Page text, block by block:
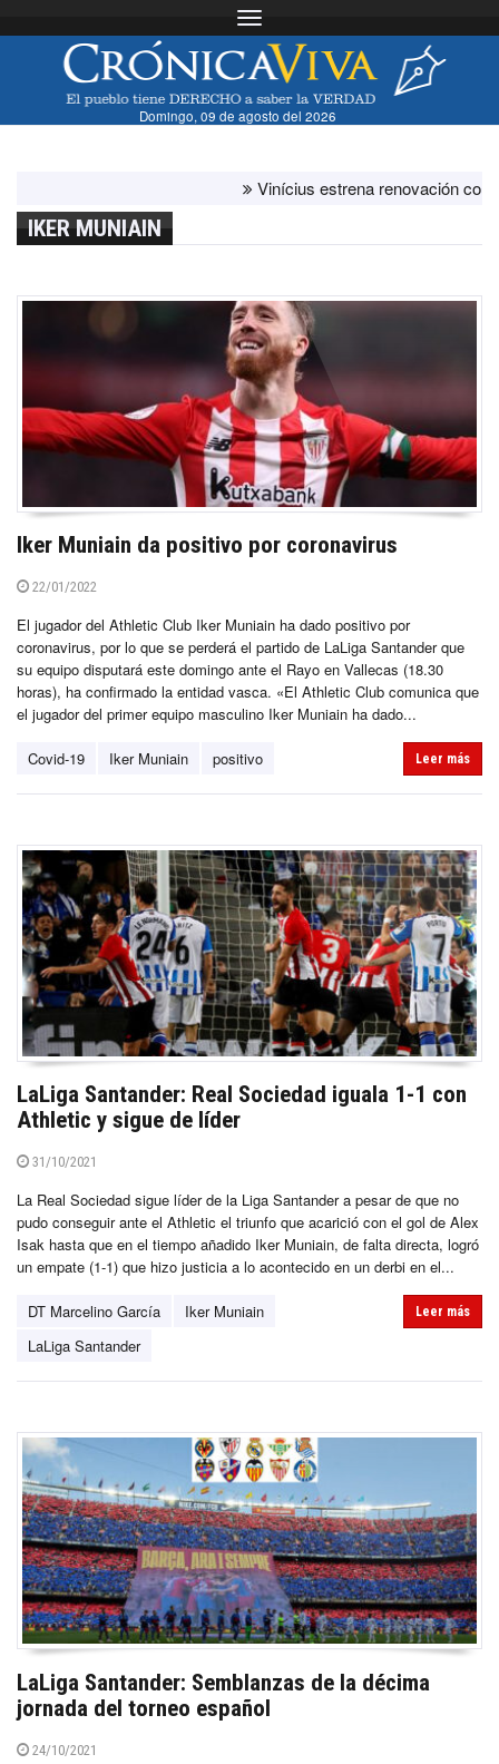
Toggle navigation
Domingo, 09 de agosto del 2026
Vinícius estrena renovación con el
IKER MUNIAIN
Iker Muniain da positivo por coronavirus
22/01/2022
El jugador del Athletic Club Iker Muniain ha dado positivo por
coronavirus, por lo que se perderá el partido de LaLiga Santander que
su equipo disputará este domingo ante el Rayo en Vallecas (18.30
horas), ha confirmado la entidad vasca. «El Athletic Club comunica que
el jugador del primer equipo masculino Iker Muniain ha dado...
Covid-19 Iker Muniain positivo Leer más
LaLiga Santander: Real Sociedad iguala 1-1 con
Athletic y sigue de líder
31/10/2021
La Real Sociedad sigue líder de la Liga Santander a pesar de que no
pudo conseguir ante el Athletic el triunfo que acarició con el gol de Alex
Isak hasta que en el tiempo añadido Iker Muniain, de falta directa, logró
un empate (1-1) que hizo justicia a lo acontecido en un derbi en el...
DT Marcelino García
Iker Muniain
LaLiga Santander
Leer más
LaLiga Santander: Semblanzas de la décima
jornada del torneo español
24/10/2021